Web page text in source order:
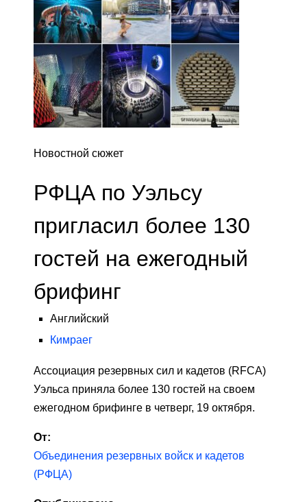
Новостной сюжет
РФЦА по Уэльсу
пригласил более 130
гостей на ежегодный
брифинг
Английский
Кимраег
Ассоциация резервных сил и кадетов (RFCA)
Уэльса приняла более 130 гостей на своем
ежегодном брифинге в четверг, 19 октября.
От:
Объединения резервных войск и кадетов
(РФЦА)